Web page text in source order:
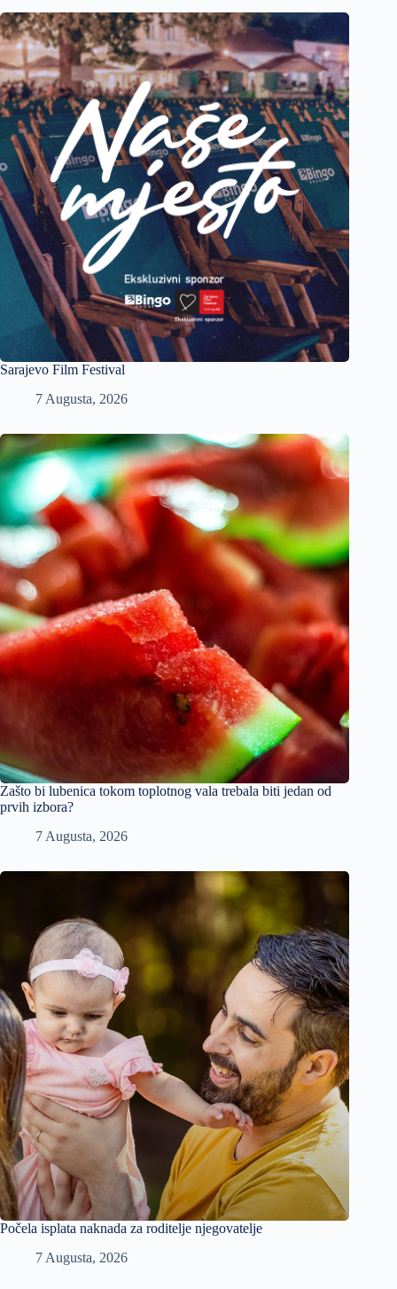
Sarajevo Film Festival
7 Augusta, 2026
Zašto bi lubenica tokom toplotnog vala trebala biti jedan od
prvih izbora?
7 Augusta, 2026
Počela isplata naknada za roditelje njegovatelje
7 Augusta, 2026